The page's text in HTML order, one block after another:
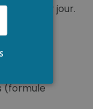
par jour.
(formule